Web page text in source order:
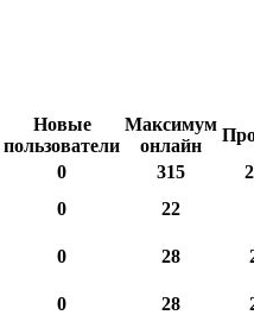
Новые
пользователи
Максимум
онлайн
0 315
0 22
0 28
0 28